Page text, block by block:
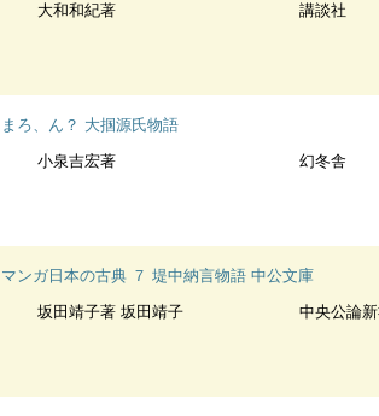
大和和紀著
講談社
まろ、ん？ 大掴源氏物語
小泉吉宏著
幻冬舎
マンガ日本の古典 ７ 堤中納言物語 中公文庫
坂田靖子著 坂田靖子
中央公論